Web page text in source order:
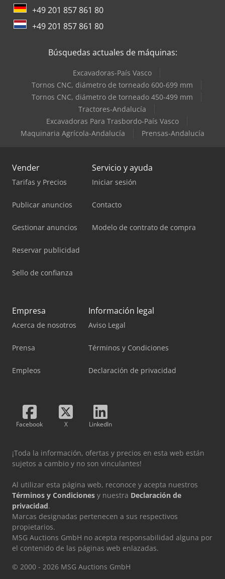
+49 201 857 861 80
+49 201 857 861 80
Búsquedas actuales de máquinas:
Excavadoras-País Vasco
Tornos CNC, diámetro de torneado 600-699 mm
Tornos CNC, diámetro de torneado 450-499 mm
Tractores-Andalucía
Excavadoras Para Trasbordo-País Vasco
Maquinaria Agrícola-Andalucía
Prensas-Andalucía
Vender
Tarifas y Precios
Publicar anuncios
Gestionar anuncios
Reservar publicidad
Sello de confianza
Servicio y ayuda
Iniciar sesión
Contacto
Modelo de contrato de compra
Empresa
Acerca de nosotros
Prensa
Empleos
Información legal
Aviso Legal
Términos y Condiciones
Declaración de privacidad
Facebook X LinkedIn
¡Toda la información, ofertas y precios en esta web están
sujetos a cambio y no son vinculantes!
Al utilizar esta página web, reconoce y acepta nuestros
Términos y Condiciones y nuestra Declaración de
privacidad.
Marcas designadas pertenecen a sus respectivos
propietarios.
MSG Auctions GmbH no acepta responsabilidad alguna por
el contenido de las páginas web enlazadas.
© 2000 - 2026 MSG Auctions GmbH